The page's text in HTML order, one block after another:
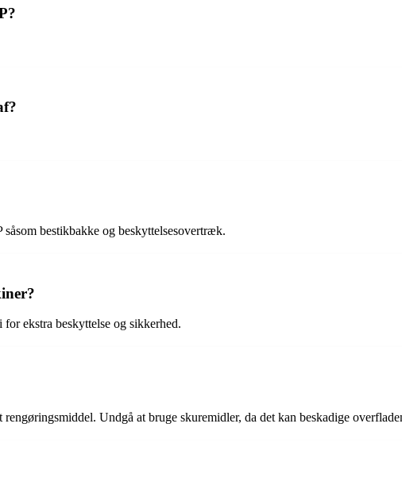
bestikbakke og beskyttelsesovertræk.
ekstra beskyttelse og sikkerhed.
Undgå at bruge skuremidler, da det kan beskadige